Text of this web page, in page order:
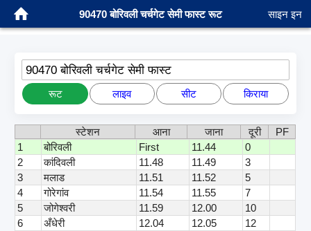
90470 बोरिवली चर्चगेट सेमी फास्ट रूट साइन इन
90470 बोरिवली चर्चगेट सेमी फास्ट
रूट लाइव सीट किराया
स्टेशन आना जाना दूरी
PF
1
बोरिवली First 11.44
0
2
कांदिवली 11.48 11.49
3
3
मलाड 11.51 11.52
5
4
गोरेगांव 11.54 11.55
7
5
जोगेश्वरी 11.59 12.00
10
6
अँधेरी 12.04 12.05
12